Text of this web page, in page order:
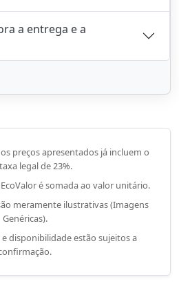
a entrega e a
preços apresentados já incluem o
legal de 23%.
EcoValor é somada ao valor unitário.
meramente ilustrativas (Imagens
Genéricas).
e disponibilidade estão sujeitos a